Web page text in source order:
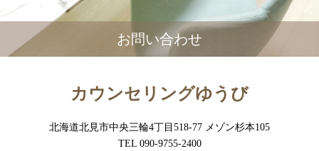
お問い合わせ
カウンセリングゆうび
北海道北見市中央三輪4丁目518-77 メゾン杉本105
TEL 090-9755-2400